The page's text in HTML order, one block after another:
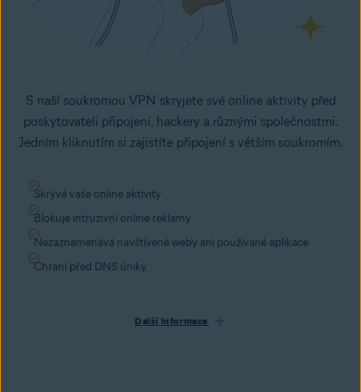
S naší soukromou VPN skryjete své online aktivity před
poskytovateli připojení, hackery a různými společnostmi.
Jedním kliknutím si zajistíte připojení s větším soukromím.
Skrývá vaše online aktivity
Blokuje intruzivní online reklamy
Nezaznamenává navštívené weby ani používané aplikace
Chrání před DNS úniky
Další informace